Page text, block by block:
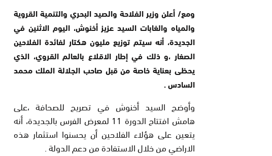
ومع/ أعلن وزير الفلاحة والصيد البحري والتنمية القروية
والمياه والغابات السيد عزيز أخنوش، اليوم الاثنين في
الجديدة، أنه سيتم توزيع مليون هكتار لفائدة الفلاحين
الصغار ،و ذلك في إطار الاقلاع بالعالم القروي، الذي
يحظى بعناية خاصة من قبل صاحب الجلالة الملك محمد
السادس .
وأوضح السيد أخنوش في تصريح للصحافة ،على
هامش افتتاح الدورة 11 لمعرض الفرس بالجديدة، أنه
يتعين على هؤلاء الفلاحين أن يحسنوا استثمار هذه
الاراضي من خلال الاستفادة من دعم الدولة .